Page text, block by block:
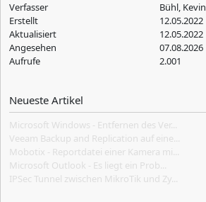
Verfasser
Bühl, Kevin
Erstellt
12.05.2022
Aktualisiert
12.05.2022
Angesehen
07.08.2026
Aufrufe
2.001
Neueste Artikel
Microsoft Windows - Entfernen des Ver...
Veeam Backup and Replication auf eine...
Mobotix - Reportdatei einer Kamera mi...
Microsoft Outlook - Es liegt ein Prob...
IPSec Tunnel zwischen MikroTik und Zy...